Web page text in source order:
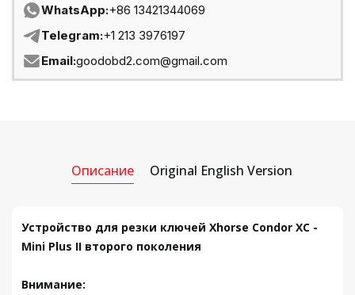
WhatsApp:+86 13421344069
Telegram:+1 213 3976197
Email:goodobd2.com@gmail.com
Описание Original English Version
Устройство для резки ключей Xhorse Condor XC -
Mini Plus II второго поколения
Внимание: